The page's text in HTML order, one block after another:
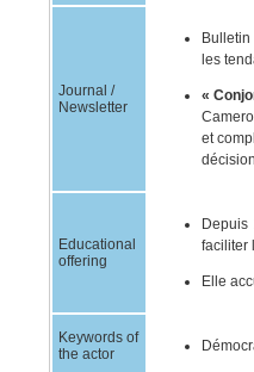
Journal /
Newsletter
les
«
et
Educational
offering
faciliter
Elle
Keywords of
the actor